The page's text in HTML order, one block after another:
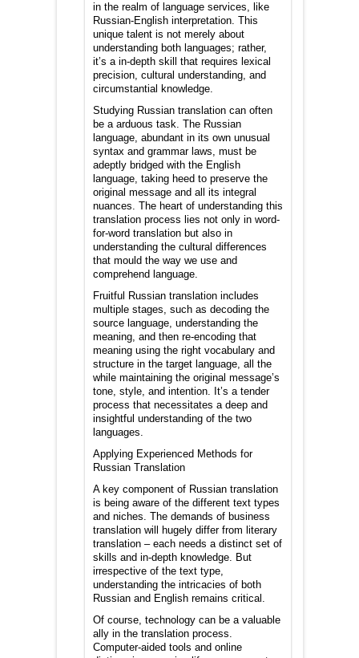
in the realm of language services, like
Russian-English interpretation. This
unique talent is not merely about
understanding both languages; rather,
it’s a in-depth skill that requires lexical
precision, cultural understanding, and
circumstantial knowledge.
Studying Russian translation can often
be a arduous task. The Russian
language, abundant in its own unusual
syntax and grammar laws, must be
adeptly bridged with the English
language, taking heed to preserve the
original message and all its integral
nuances. The heart of understanding this
translation process lies not only in word-
for-word translation but also in
understanding the cultural differences
that mould the way we use and
comprehend language.
Fruitful Russian translation includes
multiple stages, such as decoding the
source language, understanding the
meaning, and then re-encoding that
meaning using the right vocabulary and
structure in the target language, all the
while maintaining the original message’s
tone, style, and intention. It’s a tender
process that necessitates a deep and
insightful understanding of the two
languages.
Applying Experienced Methods for
Russian Translation
A key component of Russian translation
is being aware of the different text types
and niches. The demands of business
translation will hugely differ from literary
translation – each needs a distinct set of
skills and in-depth knowledge. But
irrespective of the text type,
understanding the intricacies of both
Russian and English remains critical.
Of course, technology can be a valuable
ally in the translation process.
Computer-aided tools and online